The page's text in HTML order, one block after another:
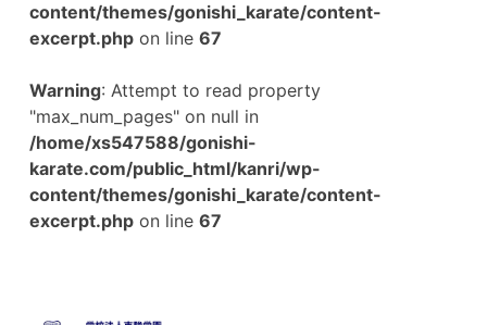
content/themes/gonishi_karate/content-
excerpt.phpon line 67
Warning: Attempt to read property
"max_num_pages" on null in
/home/xs547588/gonishi-
karate.com/public_html/kanri/wp-
content/themes/gonishi_karate/content-
excerpt.phpon line 67